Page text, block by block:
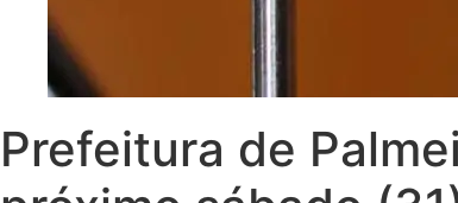
Prefeitura de